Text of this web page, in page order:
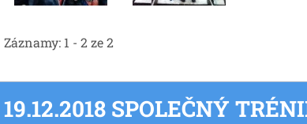
Záznamy: 1 - 2 ze 2
19.12.2018 SPOLEČNÝ